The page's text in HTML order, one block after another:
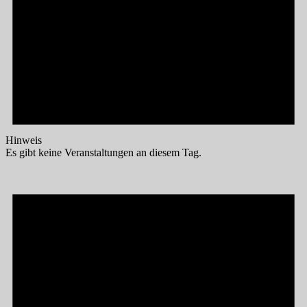
Hinweis
Es gibt keine Veranstaltungen an diesem Tag.